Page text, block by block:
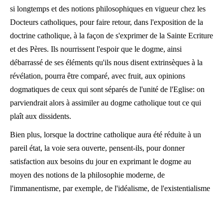
si longtemps et des notions philosophiques en vigueur chez les
Docteurs catholiques, pour faire retour, dans l'exposition de la
doctrine catholique, à la façon de s'exprimer de la Sainte Ecriture
et des Pères. Ils nourrissent l'espoir que le dogme, ainsi
débarrassé de ses éléments qu'ils nous disent extrinsèques à la
révélation, pourra être comparé, avec fruit, aux opinions
dogmatiques de ceux qui sont séparés de l'unité de l'Eglise: on
parviendrait alors à assimiler au dogme catholique tout ce qui
plaît aux dissidents.
Bien plus, lorsque la doctrine catholique aura été réduite à un
pareil état, la voie sera ouverte, pensent-ils, pour donner
satisfaction aux besoins du jour en exprimant le dogme au
moyen des notions de la philosophie moderne, de
l'immanentisme, par exemple, de l'idéalisme, de l'existentialisme